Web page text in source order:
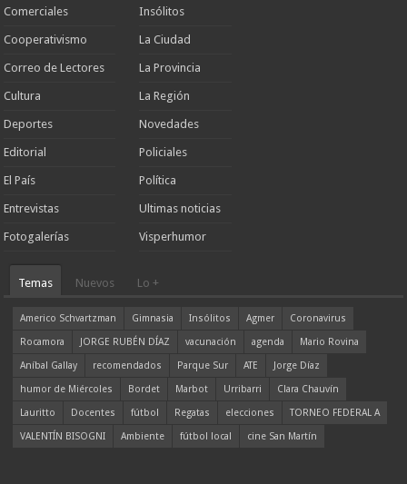
Comerciales
Cooperativismo
Correo de Lectores
Cultura
Deportes
Editorial
El País
Entrevistas
Fotogalerías
Insólitos
La Ciudad
La Provincia
La Región
Novedades
Policiales
Política
Ultimas noticias
Visperhumor
Temas Nuevos Lo +
Americo Schvartzman Gimnasia Insólitos Agmer
Coronavirus
Rocamora
JORGE RUBÉN DÍAZ vacunación agenda
Mario Rovina
Aníbal Gallay
recomendados Parque Sur ATE
Jorge Díaz
humor de Miércoles
Bordet Marbot Urribarri
Clara Chauvín
Lauritto
Docentes fútbol Regatas elecciones
TORNEO FEDERAL A
VALENTÍN BISOGNI
Ambiente fútbol local cine San Martín